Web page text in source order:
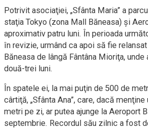
Potrivit asociaţiei, „Sfânta Maria” a
staţia Tokyo (zona Mall Băneasa) şi
aproximativ patru luni. În perioada
în revizie, urmând ca apoi să fie
Băneasa de lângă Fântâna Mioriţa, unde
două-trei luni.
În spatele ei, la mai puţin de 500 de
cârtiţă, „Sfânta Ana”, care, dacă
metri pe zi, ar putea ajunge la Aeroport
septembrie. Recordul său zilnic a fost